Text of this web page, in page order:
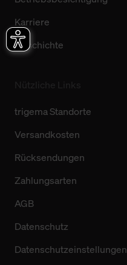
Karriere
Geschichte
trigema Standorte
Versandkosten
Rücksendungen
Zahlungsarten
AGB
Datenschutz
Datenschutzeinstellungen